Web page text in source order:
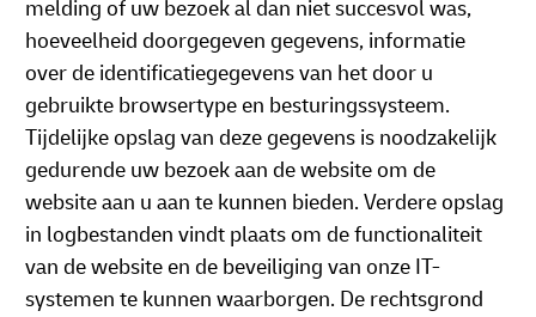
melding of uw bezoek al dan niet succesvol was,
hoeveelheid doorgegeven gegevens, informatie
over de identificatiegegevens van het door u
gebruikte browsertype en besturingssysteem.
Tijdelijke opslag van deze gegevens is noodzakelijk
gedurende uw bezoek aan de website om de
website aan u aan te kunnen bieden. Verdere opslag
in logbestanden vindt plaats om de functionaliteit
van de website en de beveiliging van onze IT-
systemen te kunnen waarborgen. De rechtsgrond